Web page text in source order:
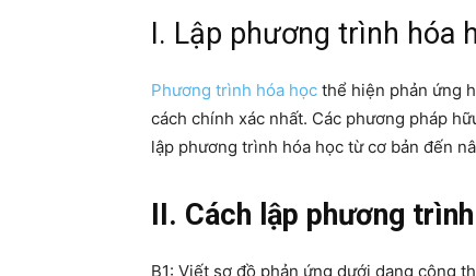
I. Lập phương trình hóa
Phương trình hóa học thể hiện phản ứng
cách chính xác nhất. Các phương pháp
lập phương trình hóa học từ cơ bản đến
II. Cách lập phương
B1: Viết sơ đồ phản ứng dưới dạng công